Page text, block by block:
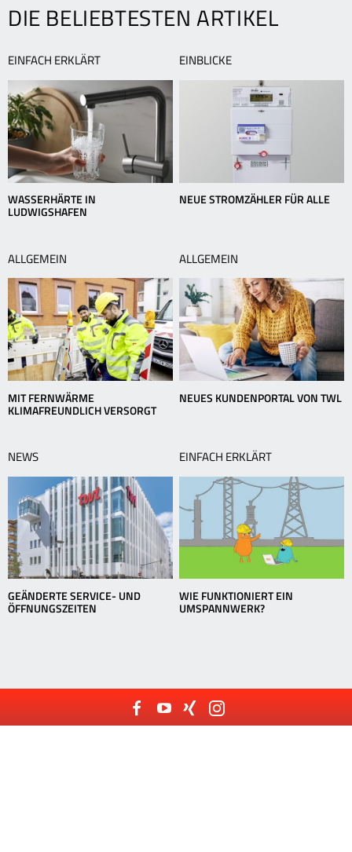
DIE BELIEBTESTEN ARTIKEL
EINFACH ERKLÄRT
WASSERHÄRTE IN
LUDWIGSHAFEN
EINBLICKE
NEUE STROMZÄHLER FÜR ALLE
ALLGEMEIN
MIT FERNWÄRME
KLIMAFREUNDLICH VERSORGT
ALLGEMEIN
NEUES KUNDENPORTAL VON TWL
NEWS
GEÄNDERTE SERVICE- UND
ÖFFNUNGSZEITEN
EINFACH ERKLÄRT
WIE FUNKTIONIERT EIN
UMSPANNWERK?